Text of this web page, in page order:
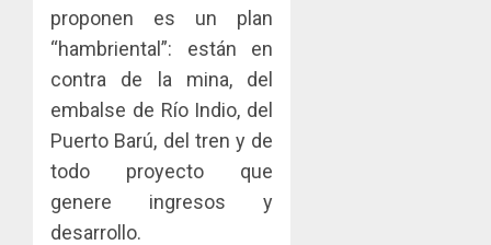
proponen es un plan
“hambriental”: están en
contra de la mina, del
embalse de Río Indio, del
Puerto Barú, del tren y de
todo proyecto que
genere ingresos y
desarrollo.